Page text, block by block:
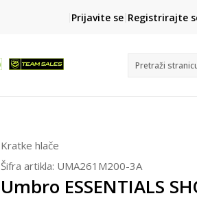
CLICK&
besplatno
Prijavite se Registrirajte
Pretraži
Kratke hlače
Šifra artikla: UMA261M200-3A
Umbro ESSENTIALS